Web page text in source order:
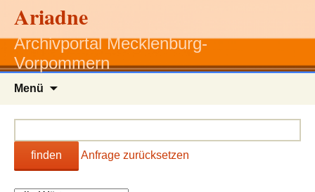
Ariadne
Archivportal Mecklenburg-
Vorpommern
Menü
finden Anfrage zurücksetzen